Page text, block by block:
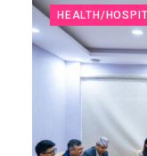
HEALTH/